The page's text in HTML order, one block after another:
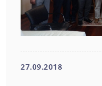
27.09.2018